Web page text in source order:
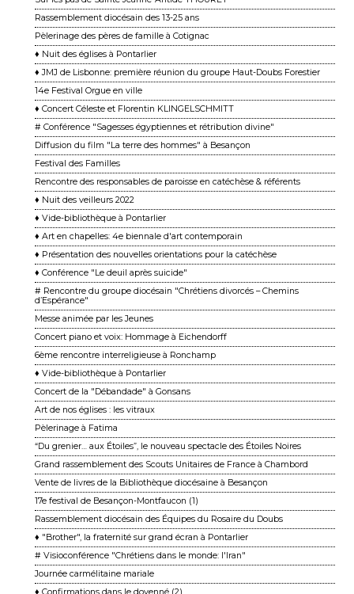
Rassemblement diocésain des 13-25 ans
Pèlerinage des pères de famille à Cotignac
♦ Nuit des églises à Pontarlier
♦ JMJ de Lisbonne: première réunion du groupe Haut-Doubs Forestier
14e Festival Orgue en ville
♦ Concert Céleste et Florentin KLINGELSCHMITT
# Conférence "Sagesses égyptiennes et rétribution divine"
Diffusion du film "La terre des hommes" à Besançon
Festival des Familles
Rencontre des responsables de paroisse en catéchèse & référents
♦ Nuit des veilleurs 2022
♦ Vide-bibliothèque à Pontarlier
♦ Art en chapelles: 4e biennale d'art contemporain
♦ Présentation des nouvelles orientations pour la catéchèse
♦ Conférence "Le deuil après suicide"
# Rencontre du groupe diocésain "Chrétiens divorcés – Chemins
d’Espérance"
Messe animée par les Jeunes
Concert piano et voix: Hommage à Eichendorff
6ème rencontre interreligieuse à Ronchamp
♦ Vide-bibliothèque à Pontarlier
Concert de la "Débandade" à Gonsans
Art de nos églises : les vitraux
Pèlerinage à Fatima
“Du grenier… aux Étoiles”, le nouveau spectacle des Étoiles Noires
Grand rassemblement des Scouts Unitaires de France à Chambord
Vente de livres de la Bibliothèque diocésaine à Besançon
17e festival de Besançon-Montfaucon (1)
Rassemblement diocésain des Équipes du Rosaire du Doubs
♦ "Brother", la fraternité sur grand écran à Pontarlier
# Visioconférence "Chrétiens dans le monde: l'Iran"
Journée carmélitaine mariale